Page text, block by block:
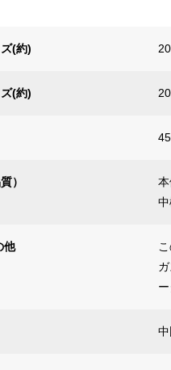
(約)
(約)
）
他
中